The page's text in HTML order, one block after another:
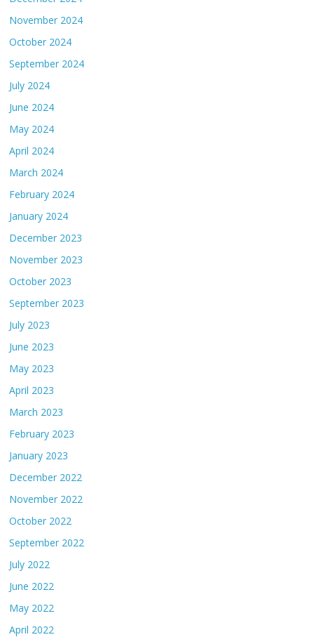
November 2024
October 2024
September 2024
July 2024
June 2024
May 2024
April 2024
March 2024
February 2024
January 2024
December 2023
November 2023
October 2023
September 2023
July 2023
June 2023
May 2023
April 2023
March 2023
February 2023
January 2023
December 2022
November 2022
October 2022
September 2022
July 2022
June 2022
May 2022
April 2022